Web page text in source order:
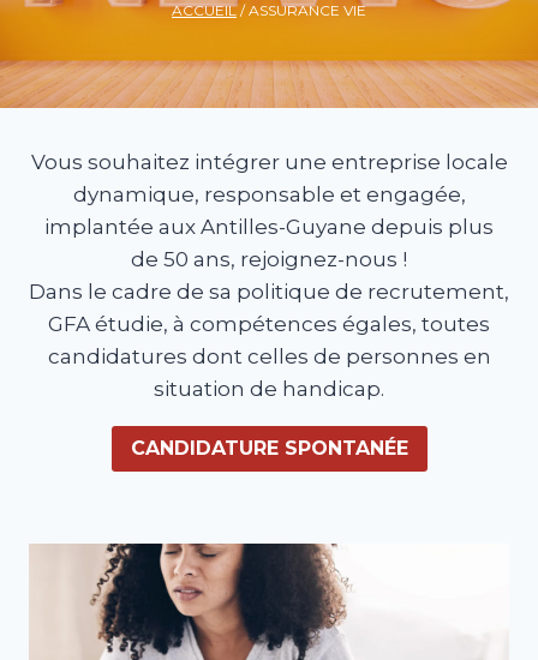
ACCUEIL / ASSURANCE VIE
Vous souhaitez intégrer une entreprise locale
dynamique, responsable et engagée,
implantée aux Antilles-Guyane depuis plus
de 50 ans, rejoignez-nous !
Dans le cadre de sa politique de recrutement,
GFA étudie, à compétences égales, toutes
candidatures dont celles de personnes en
situation de handicap.
CANDIDATURE SPONTANÉE